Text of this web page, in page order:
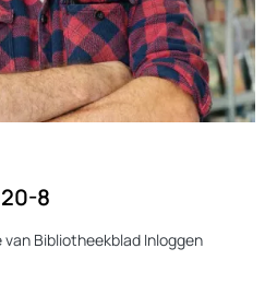
8
Bibliotheekblad Inloggen